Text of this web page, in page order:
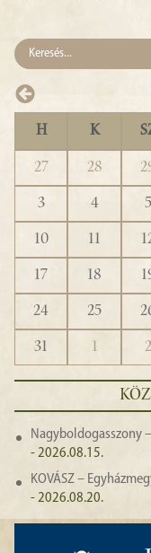
H K
27 28
3
4 5
10
11
17
18
24
25
31
1 2
Nagyboldogasszony
- 2026.08.15.
KOVÁSZ –
- 2026.08.20.